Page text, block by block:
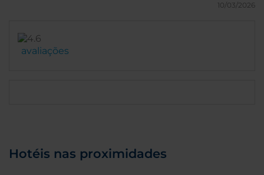
10/03/2026
avaliações
Hotéis nas proximidades